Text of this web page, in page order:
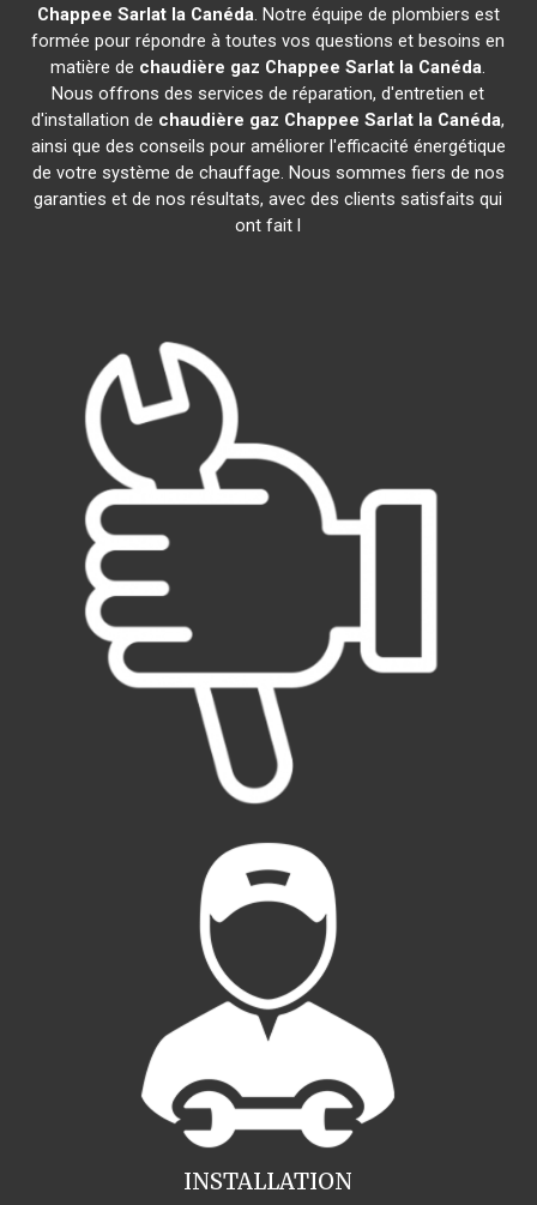
Chappee Sarlat la Canéda. Notre équipe de plombiers est
formée pour répondre à toutes vos questions et besoins en
matière de chaudière gaz Chappee Sarlat la Canéda.
Nous offrons des services de réparation, d'entretien et
d'installation de chaudière gaz Chappee Sarlat la Canéda,
ainsi que des conseils pour améliorer l'efficacité énergétique
de votre système de chauffage. Nous sommes fiers de nos
garanties et de nos résultats, avec des clients satisfaits qui
ont fait l
INSTALLATION